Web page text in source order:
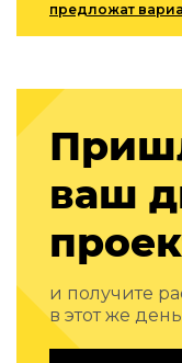
предложат
ваш
и получите
в этот же день